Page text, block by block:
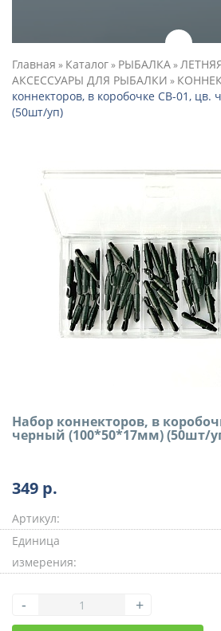
Главная » Каталог» РЫБАЛКА»
АКСЕССУАРЫ ДЛЯ РЫБАЛКИ »
коннекторов, в коробочке СВ-01,
(50шт/уп)
Набор коннекторов, в
черный (100*50*17мм) (50шт/
349 р.
Артикул:
Единица
измерения:
- +